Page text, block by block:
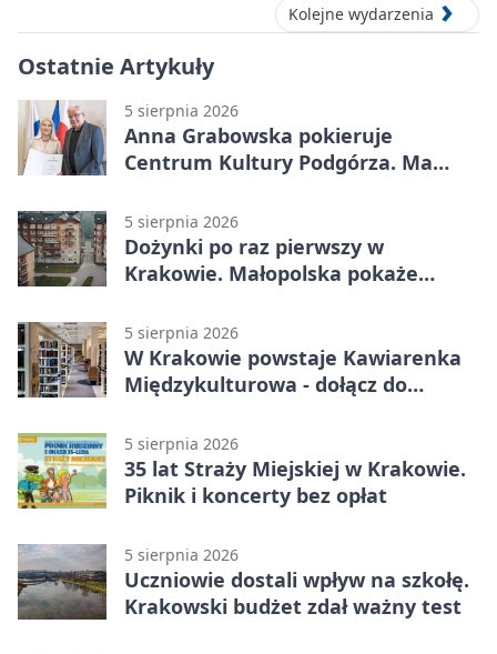
Kolejne wydarzenia
Ostatnie Artykuły
5 sierpnia 2026
Anna Grabowska pokieruje
Centrum Kultury Podgórza. Ma
5 sierpnia 2026
Dożynki po raz pierwszy w
Krakowie. Małopolska pokaże
5 sierpnia 2026
W Krakowie powstaje Kawiarenka
Międzykulturowa - dołącz do
5 sierpnia 2026
35 lat Straży Miejskiej w Krakowie.
Piknik i koncerty bez opłat
5 sierpnia 2026
Uczniowie dostali wpływ na szkołę.
Krakowski budżet zdał ważny test